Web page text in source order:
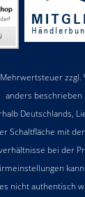
zzgl.
anders beschrieben
Deutschlands,
Schaltfläche mit
bei der
nicht authentisch